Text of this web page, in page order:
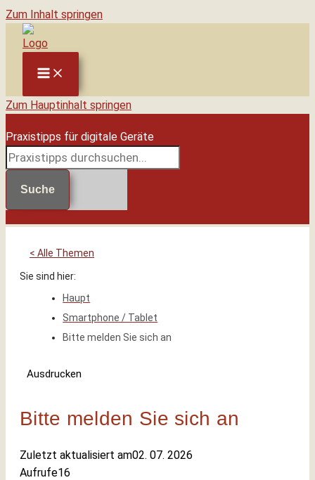
Zum Inhalt springen
Zum Hauptinhalt springen
Praxistipps für digitale Geräte
Suche
< Alle Themen
Sie sind hier:
Haupt
Smartphone / Tablet
Bitte melden Sie sich an
Ausdrucken
Bitte melden Sie sich an
Zuletzt aktualisiert am02. 07. 2026
Aufrufe16